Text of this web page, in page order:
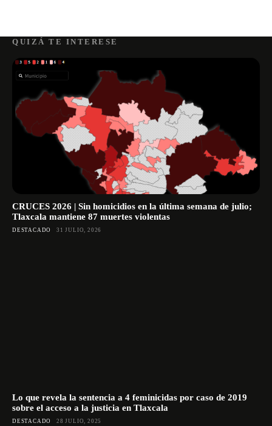
QUIZÁ TE INTERESE
CRUCES 2026 | Sin homicidios en la última semana de julio;
Tlaxcala mantiene 87 muertes violentas
DESTACADO 31 JULIO, 2026
Lo que revela la sentencia a 4 feminicidas por caso de 2019
sobre el acceso a la justicia en Tlaxcala
DESTACADO 28 JULIO, 2025